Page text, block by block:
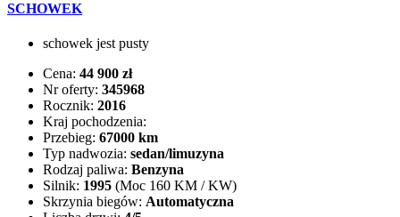
SCHOWEK
schowek jest pusty
Cena: 44 900 zł
Nr oferty: 345968
Rocznik: 2016
Kraj pochodzenia:
Przebieg: 67000 km
Typ nadwozia: sedan/limuzyna
Rodzaj paliwa: Benzyna
Silnik: 1995 (Moc 160 KM / KW)
Skrzynia biegów: Automatyczna